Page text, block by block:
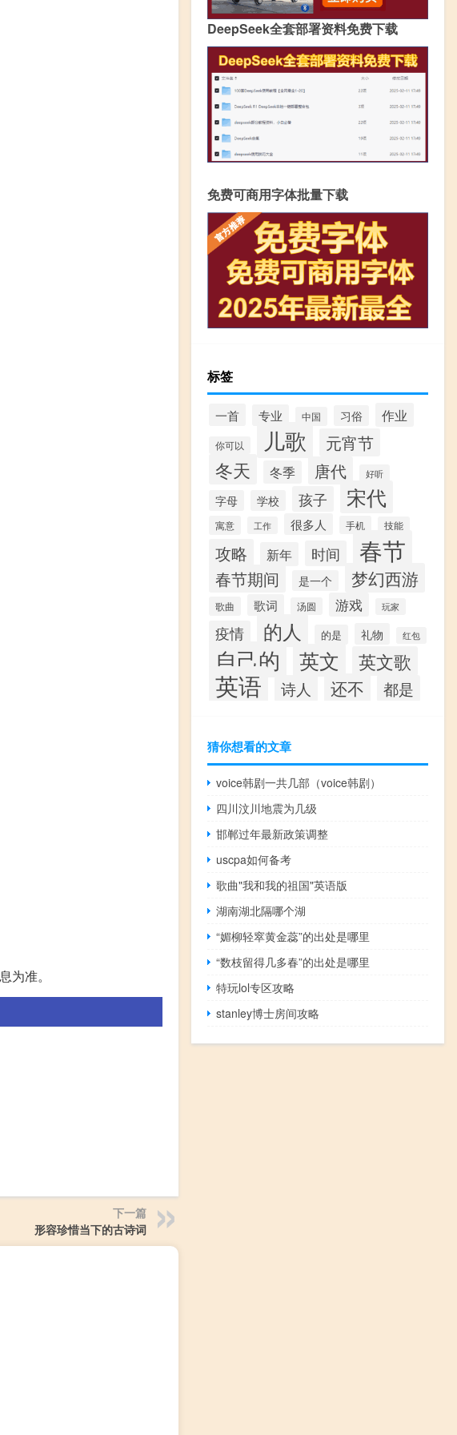
准。
下一篇
形容珍惜当下的古诗词
DeepSeek全套部署资料免费下载
免费可商用字体批量下载
标签
一首 专业 中国 习俗 作业
你可以 儿歌 元宵节
冬天 冬季 唐代 好听
字母 学校 孩子 宋代
寓意 工作 很多人 手机 技能
攻略 新年 时间 春节
春节期间 是一个 梦幻西游
歌曲 歌词 汤圆 游戏 玩家
疫情 的人 的是 礼物 红包
自己的 英文 英文歌
英语 诗人 还不 都是
猜你想看的文章
voice韩剧一共几部（voice韩剧）
四川汶川地震为几级
邯郸过年最新政策调整
uscpa如何备考
歌曲"我和我的祖国"英语版
湖南湖北隔哪个湖
“媚柳轻窣黄金蕊”的出处是哪里
“数枝留得几多春”的出处是哪里
特玩lol专区攻略
stanley博士房间攻略